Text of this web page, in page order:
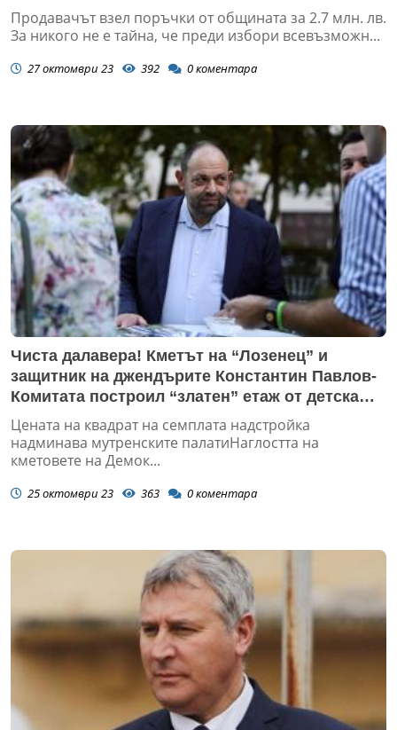
Продавачът взел поръчки от общината за 2.7 млн. лв.
За никого не е тайна, че преди избори всевъзможн...
27 октомври 23 392 0коментара
Чиста далавера! Кметът на “Лозенец” и
защитник на джендърите Константин Павлов-
Комитата построил “златен” етаж от детска
градина за 1,8 млн. лв.
Цената на квадрат на семплата надстройка
надминава мутренските палатиНаглостта на
кметовете на Демок...
25 октомври 23 363 0коментара